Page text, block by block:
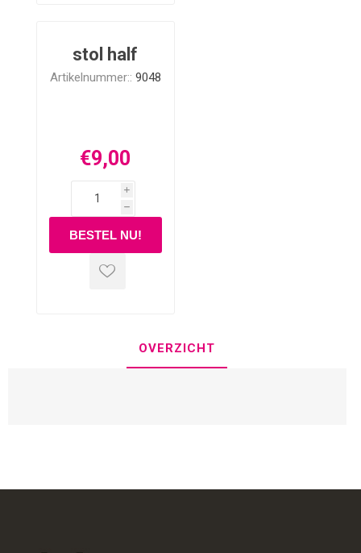
stol half
Artikelnummer:: 9048
€9,00
i
h
OVERZICHT